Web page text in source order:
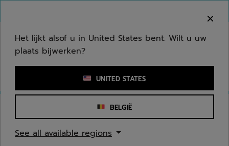
Een zoekwoord of een artikelnummer invoeren
Het lijkt alsof u in United States bent. Wilt u uw
plaats bijwerken?
UNITED STATES
BELGIË
See all available regions